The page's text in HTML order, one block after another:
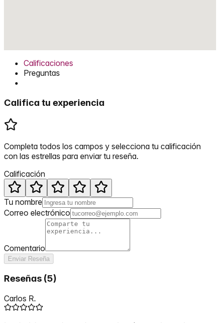
Calificaciones
Preguntas
Califica tu experiencia
Completa todos los campos y selecciona tu calificación
con las estrellas para enviar tu reseña.
Calificación
Tu nombre
Correo electrónico
Comentario
Enviar Reseña
Reseñas (5)
Carlos R.